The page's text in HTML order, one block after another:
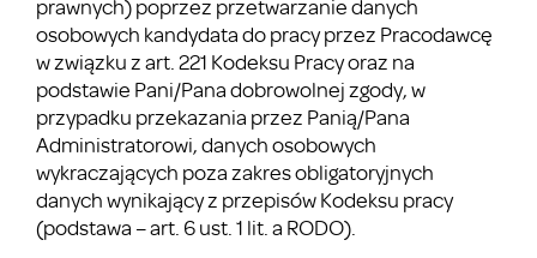
prawnych) poprzez przetwarzanie danych
osobowych kandydata do pracy przez Pracodawcę
w związku z art. 221 Kodeksu Pracy oraz na
podstawie Pani/Pana dobrowolnej zgody, w
przypadku przekazania przez Panią/Pana
Administratorowi, danych osobowych
wykraczających poza zakres obligatoryjnych
danych wynikający z przepisów Kodeksu pracy
(podstawa – art. 6 ust. 1 lit. a RODO).